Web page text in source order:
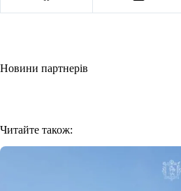
Новини партнерів
Читайте також: